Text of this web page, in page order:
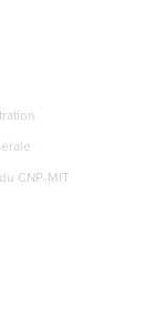
CNP-MIT